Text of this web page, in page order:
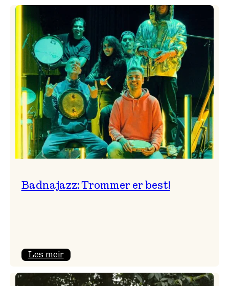
sundagskonsert
på
Jazzklubben
Badnajazz: Trommer er best!
Les meir:
Trommer